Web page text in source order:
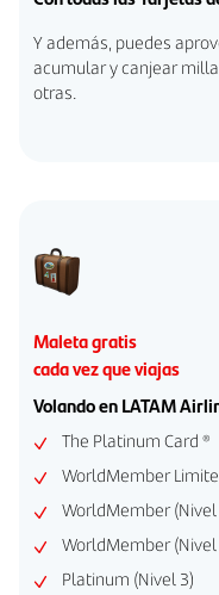
Y además, puedes
acumular y canjear
otras.
Maleta gratis
cada vez que viajas
Volando en LATAM
The Platinum Card ®
WorldMember
WorldMember (Nivel
WorldMember
Platinum (Nivel 3)